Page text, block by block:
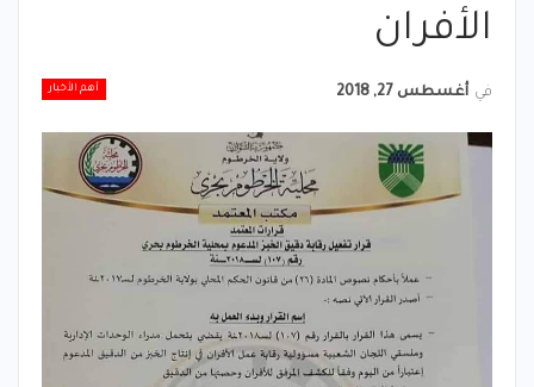
الأفران
أهم الأخبار في أغسطس 27, 2018